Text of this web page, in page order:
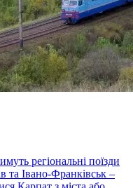
регіональні поїзди
та Івано-Франківськ –